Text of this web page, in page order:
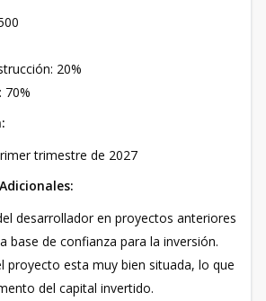
20%
70%
trimestre de 2027
desarrollador en proyectos anteriores
base de confianza para la inversión.
proyecto esta muy bien situada, lo que
del capital invertido.